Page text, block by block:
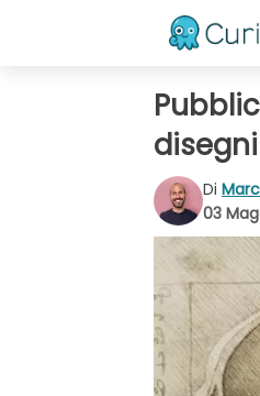
Di
03